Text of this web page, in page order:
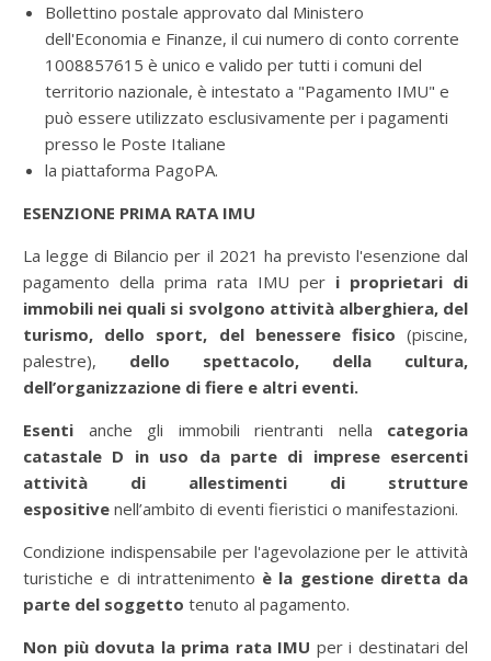
Bollettino postale approvato dal Ministero
dell'Economia e Finanze, il cui numero di conto corrente
1008857615 è unico e valido per tutti i comuni del
territorio nazionale, è intestato a "Pagamento IMU" e
può essere utilizzato esclusivamente per i pagamenti
presso le Poste Italiane
la piattaforma PagoPA.
ESENZIONE PRIMA RATA IMU
La legge di Bilancio per il 2021 ha previsto l'esenzione dal
pagamento della prima rata IMU per i proprietari di
immobili nei quali si svolgono attività alberghiera, del
turismo, dello sport, del benessere fisico (piscine,
palestre), dello spettacolo, della cultura,
dell’organizzazione di fiere e altri eventi.
Esenti anche gli immobili rientranti nella categoria
catastale D in uso da parte di imprese esercenti
attività di allestimenti di strutture
espositive nell’ambito di eventi fieristici o manifestazioni.
Condizione indispensabile per l'agevolazione per le attività
turistiche e di intrattenimento è la gestione diretta da
parte del soggetto tenuto al pagamento.
Non più dovuta la prima rata IMU per i destinatari del